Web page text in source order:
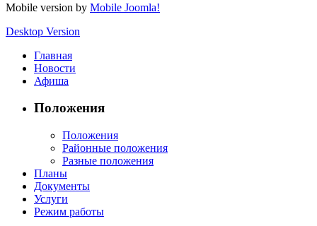
Mobile version by Mobile Joomla!
Desktop Version
Главная
Новости
Афиша
Положения
Положения
Районные положения
Разные положения
Планы
Документы
Услуги
Режим работы